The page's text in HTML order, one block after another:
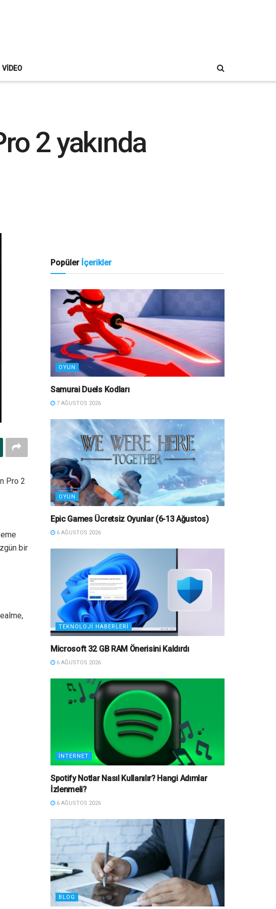
VIDEO
2 yakında
Pro 2
bir
Popüler İçerikler
OYUN
Samurai Duels Kodları
7 AĞUSTOS 2026
OYUN
Epic Games Ücretsiz Oyunlar (6-13 Ağustos)
6 AĞUSTOS 2026
TEKNOLOJI HABERLERI
Microsoft 32 GB RAM Önerisini Kaldırdı
6 AĞUSTOS 2026
İNTERNET
Spotify Notlar Nasıl Kullanılır? Hangi Adımlar
İzlenmeli?
6 AĞUSTOS 2026
BLOG